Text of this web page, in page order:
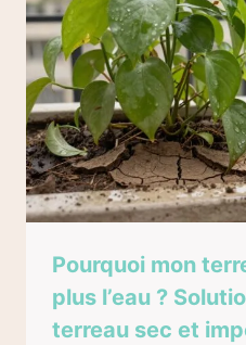
Pourquoi mon
plus l’eau ?
terreau sec et